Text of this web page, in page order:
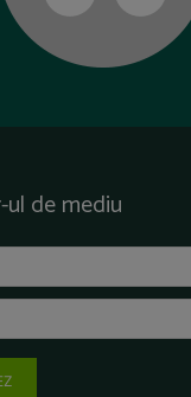
de mediu